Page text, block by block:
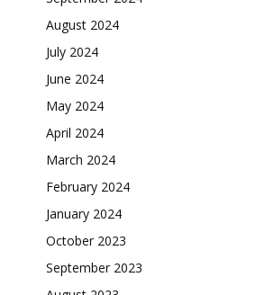
August 2024
July 2024
June 2024
May 2024
April 2024
March 2024
February 2024
January 2024
October 2023
September 2023